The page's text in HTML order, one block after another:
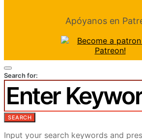
Apóyanos en
Search for:
SEARCH
Input your search keywords and